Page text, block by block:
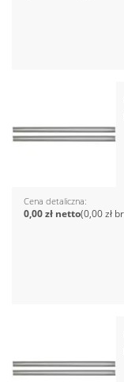
Cena detaliczna
0,00 zł
0,00 zł